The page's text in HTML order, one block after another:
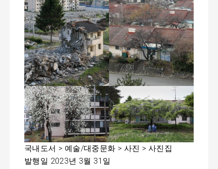
국내도서 > 예술/대중문화 > 사진 > 사진집
발행일 2023년 3월 31일